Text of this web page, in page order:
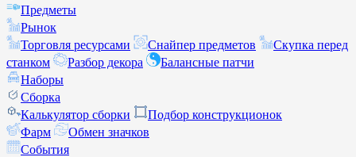
Предметы
Рынок
Торговля ресурсами
Снайпер предметов
Скупка перед
станком
Разбор декора
Балансные патчи
Наборы
Сборка
Калькулятор сборки
Подбор конструкционок
Фарм
Обмен значков
События